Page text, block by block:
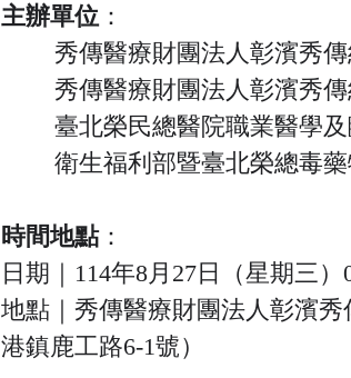
主辦單位 ：
秀傳醫療財團法人彰濱秀傳
秀傳醫療財團法人彰濱秀傳
臺北榮民總醫院職業醫學及
衛生福利部暨臺北榮總毒藥
時間地點：
日期｜114年8月27日（星期三）
地點｜秀傳醫療財團法人彰濱
港鎮鹿工路6-1號）